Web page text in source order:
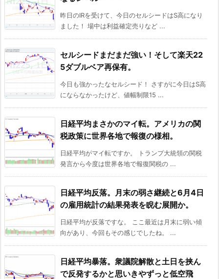
昨日のIRを受けて、今日のセルシードはS高になり
ました！ 場中は利益確定売りなど ...
セルシードまだまだ強い！そして楽天22
5ダブルベア再保有。
今日も強かったなセルシード！ さすがに今日はS高
にならなかったけど、値幅制限15 ...
日経平均まさかのマイ転。アメリカの関
税政策に世界各地で報復の様相。
日経平均がマイ転ですか。 トランプ大統領の関税
発言から今度は世界各地で報復関税の ...
日経平均反落。月末の弱さ継続と6月4日
の雇用統計の結果発表を睨む展開か。
日経平均が反落ですな。 ここ最近は月末に弱い傾
向があり、今回もその感じでしたね。 ...
日経平均暴落。衆議院解散と土日を挟ん
で反発するかと思いきやずっと低空飛